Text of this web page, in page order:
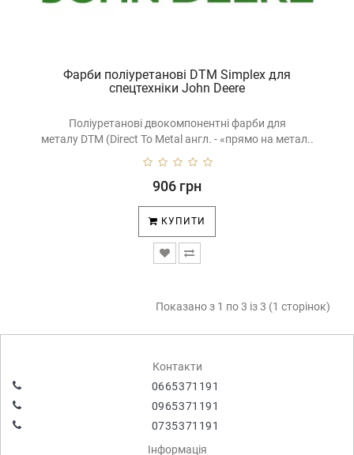
Фарби поліуретанові DTM Simplex для
спецтехніки John Deere
Поліуретанові двокомпонентні фарби для
металу DTM (Direct To Metal англ. - «прямо на метал..
906 грн
КУПИТИ
Показано з 1 по 3 із 3 (1 сторінок)
Контакти
0665371191
0965371191
0735371191
Інформація